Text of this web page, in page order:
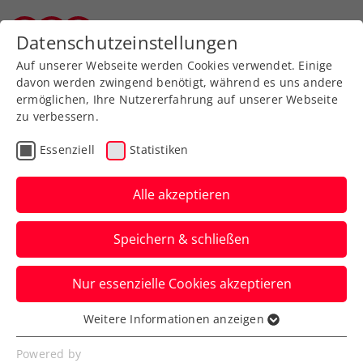
Zurück zur Newsübersicht
Davis Cup
Von den Musketieren bis
heute: Österreichs größte
Davis-Cup-Erfolgsjahre
Die Geschichte zeigt: 2025 bietet sich
dem KURIER Austria Davis Cup Team eine
keineswegs häufige Gelegenheit.
Verfasst von: Manuel Wachta, 22.08.2025
Datenschutzeinstellungen
Auf unserer Webseite werden Cookies verwendet. Einige
davon werden zwingend benötigt, während es uns andere
ermöglichen, Ihre Nutzererfahrung auf unserer Webseite
zu verbessern.
Essenziell Statistiken
Alle akzeptieren
Speichern & schließen
Nur essenzielle Cookies akzeptieren
Essenziell
Essenzielle Cookies werden für grundlegende
Weitere Informationen anzeigen
Powered by